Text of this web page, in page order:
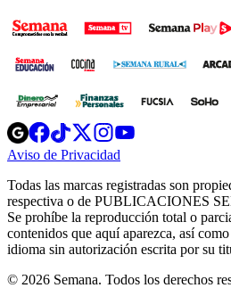
Opens
in
new
Opens
in
new
Opens
in
new
window
Opens
new
windowwindow
Aviso de Privacidad
new
window
Todas las marcas registradas son
respectiva o de PUBLICACIONES
Se prohíbe la reproducción total o
contenidos que aquí aparezca, así
idioma sin autorización escrita por su
© 2026 Semana. Todos los derechos